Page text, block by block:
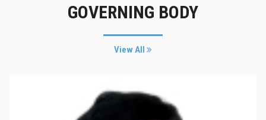
GOVERNING BODY
View All